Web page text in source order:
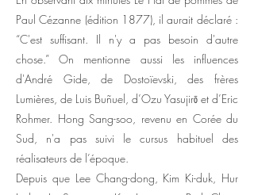
Paul Cézanne (édition 1877), il aurait déclaré :
“C'est suffisant. Il n'y a pas besoin d'autre
chose.” On mentionne aussi les influences
d'André Gide, de Dostoïevski, des frères
Lumières, de Luis Buñuel, d’Ozu Yasujirō et d’Eric
Rohmer. Hong Sang-soo, revenu en Corée du
Sud, n'a pas suivi le cursus habituel des
réalisateurs de l’époque.
Depuis que Lee Chang-dong, Kim Ki-duk, Hur